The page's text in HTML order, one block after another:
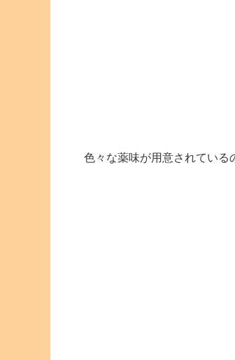
色々な薬味が用意されている